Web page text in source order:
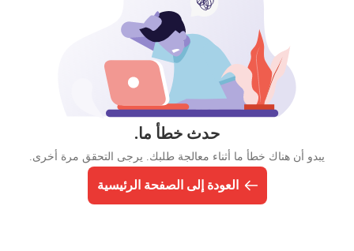
حدث خطأ ما.
يبدو أن هناك خطأ ما أثناء معالجة طلبك. يرجى التحقق مرة أخرى.
العودة إلى الصفحة الرئيسية